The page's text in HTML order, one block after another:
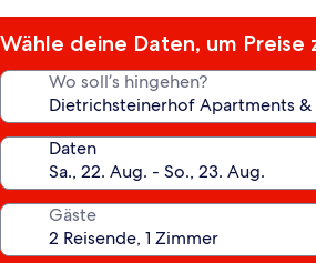
Wähle deine Daten, um Preise
Wo soll’s hingehen?
Daten
Gäste